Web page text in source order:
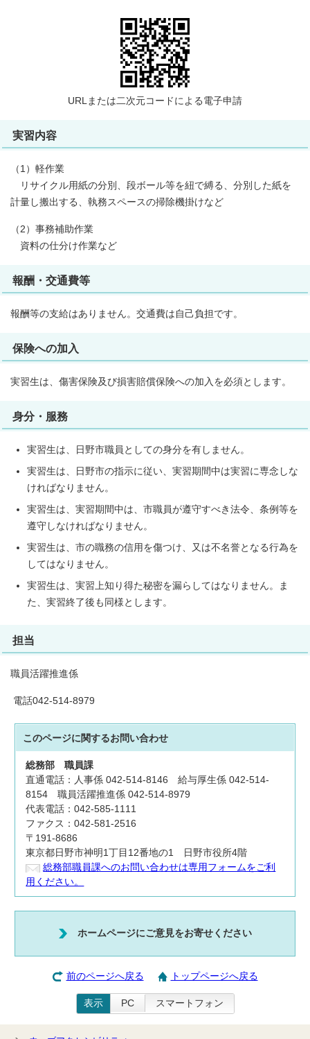
URLまたは二次元コードによる電子申請
実習内容
（1）軽作業
リサイクル用紙の分別、段ボール等を紐で縛る、分別した紙を
計量し搬出する、執務スペースの掃除機掛けなど
（2）事務補助作業
資料の仕分け作業など
報酬・交通費等
報酬等の支給はありません。交通費は自己負担です。
保険への加入
実習生は、傷害保険及び損害賠償保険への加入を必須とします。
身分・服務
実習生は、日野市職員としての身分を有しません。
実習生は、日野市の指示に従い、実習期間中は実習に専念しな
ければなりません。
実習生は、実習期間中は、市職員が遵守すべき法令、条例等を
遵守しなければなりません。
実習生は、市の職務の信用を傷つけ、又は不名誉となる行為を
してはなりません。
実習生は、実習上知り得た秘密を漏らしてはなりません。ま
た、実習終了後も同様とします。
担当
職員活躍推進係
電話042-514-8979
このページに関するお問い合わせ
総務部職員課
直通電話：人事係 042-514-8146 給与厚生係 042-514-
8154 職員活躍推進係 042-514-8979
代表電話：042-585-1111
ファクス：042-581-2516
〒191-8686
東京都日野市神明1丁目12番地の1 日野市役所4階
総務部職員課へのお問い合わせは専用フォームをご利
用ください。
ホームページにご意見をお寄せください
前のページへ戻る トップページへ戻る
表示 PC スマートフォン